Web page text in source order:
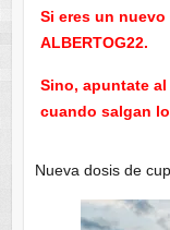
Si eres un
ALBERTOG22.
Sino, apuntate al
cuando salgan
Nueva dosis de